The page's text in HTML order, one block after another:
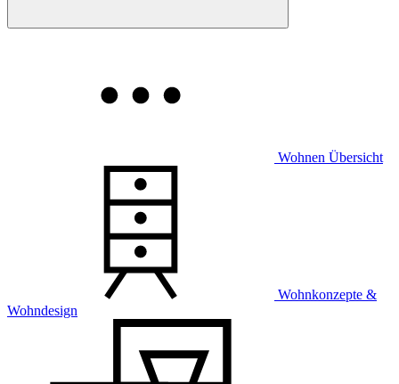
Wohnen Übersicht
Wohnkonzepte &
Wohndesign